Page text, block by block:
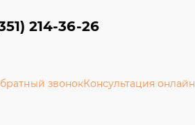
214-36-26
звонокКонсультация онлайн